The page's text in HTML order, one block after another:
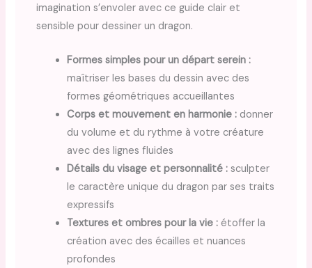
imagination s’envoler avec ce guide clair et
sensible pour dessiner un dragon.
Formes simples pour un départ serein :
maîtriser les bases du dessin avec des
formes géométriques accueillantes
Corps et mouvement en harmonie : donner
du volume et du rythme à votre créature
avec des lignes fluides
Détails du visage et personnalité : sculpter
le caractère unique du dragon par ses traits
expressifs
Textures et ombres pour la vie : étoffer la
création avec des écailles et nuances
profondes